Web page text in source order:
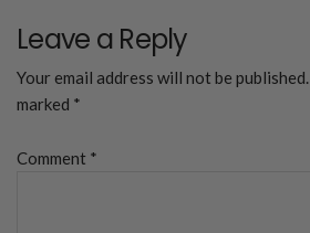
Leave a Reply
Your email address will not be published.
marked *
Comment *